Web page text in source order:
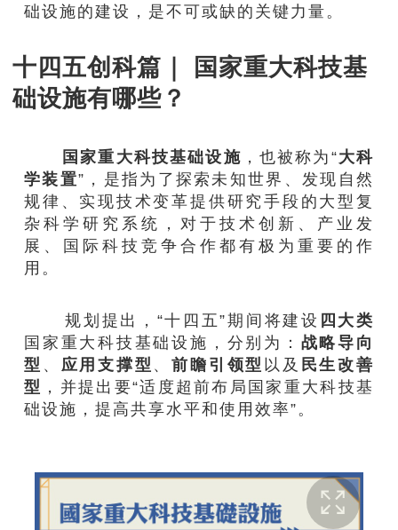
础设施的建设，是不可或缺的关键力量。
十四五创科篇｜ 国家重大科技基
础设施有哪些？
国家重大科技基础设施 ，也被称为“大科
学装置”，是指为了探索未知世界、发现自然
规律、实现技术变革提供研究手段的大型复
杂科学研究系统，对于技术创新、产业发
展、国际科技竞争合作都有极为重要的作
用。
规划提出，“十四五”期间将建设 四大类
国家重大科技基础设施，分别为： 战略导向
型 、 应用支撑型 、前瞻引领型 以及 民生改善
型 ，并提出要“适度超前布局国家重大科技基
础设施，提高共享水平和使用效率”。